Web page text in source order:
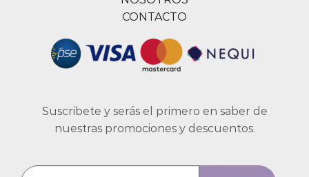
CONTACTO
Suscribete y serás el primero en saber de
nuestras promociones y descuentos.